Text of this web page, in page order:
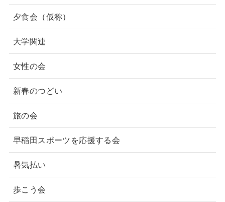
夕食会（仮称）
大学関連
女性の会
新春のつどい
旅の会
早稲田スポーツを応援する会
暑気払い
歩こう会